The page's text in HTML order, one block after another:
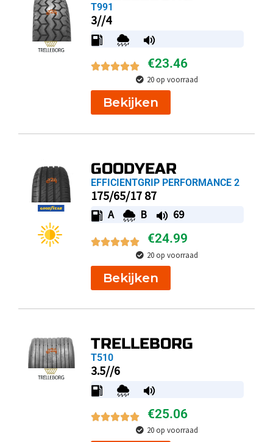
T991
3//4
€23.46
20 op voorraad
Bekijken
GOODYEAR
EFFICIENTGRIP PERFORMANCE 2
175/65/17 87
A B 69
€24.99
20 op voorraad
Bekijken
TRELLEBORG
T510
3.5//6
€25.06
20 op voorraad